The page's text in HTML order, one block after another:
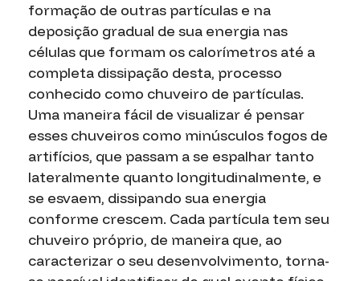
formação de outras partículas e na
deposição gradual de sua energia nas
células que formam os calorímetros até a
completa dissipação desta, processo
conhecido como chuveiro de partículas.
Uma maneira fácil de visualizar é pensar
esses chuveiros como minúsculos fogos de
artifícios, que passam a se espalhar tanto
lateralmente quanto longitudinalmente, e
se esvaem, dissipando sua energia
conforme crescem. Cada partícula tem seu
chuveiro próprio, de maneira que, ao
caracterizar o seu desenvolvimento, torna-